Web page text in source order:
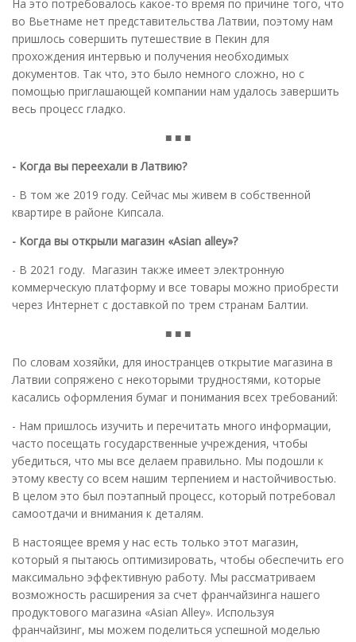
На это потребовалось какое-то время по причине того, что
во Вьетнаме нет представительства Латвии, поэтому нам
пришлось совершить путешествие в Пекин для
прохождения интервью и получения необходимых
документов. Так что, это было немного сложно, но с
помощью приглашающей компании нам удалось завершить
весь процесс гладко.
■ ■ ■
- Когда вы переехали в Латвию?
- В том же 2019 году. Сейчас мы живем в собственной
квартире в районе Кипсала.
- Когда вы открыли магазин «Asian alley»?
- В 2021 году. Магазин также имеет электронную
коммерческую платформу и все товары можно приобрести
через Интернет с доставкой по трем странам Балтии.
■ ■ ■
По словам хозяйки, для иностранцев открытие магазина в
Латвии сопряжено с некоторыми трудностями, которые
касались оформления бумаг и понимания всех требований:
- Нам пришлось изучить и перечитать много информации,
часто посещать государственные учреждения, чтобы
убедиться, что мы все делаем правильно. Мы подошли к
этому квесту со всем нашим терпением и настойчивостью.
В целом это был поэтапный процесс, который потребовал
самоотдачи и внимания к деталям.
В настоящее время у нас есть только этот магазин,
который я пытаюсь оптимизировать, чтобы обеспечить его
максимально эффективную работу. Мы рассматриваем
возможность расширения за счет франчайзинга нашего
продуктового магазина «Asian Alley». Используя
франчайзинг, мы можем поделиться успешной моделью